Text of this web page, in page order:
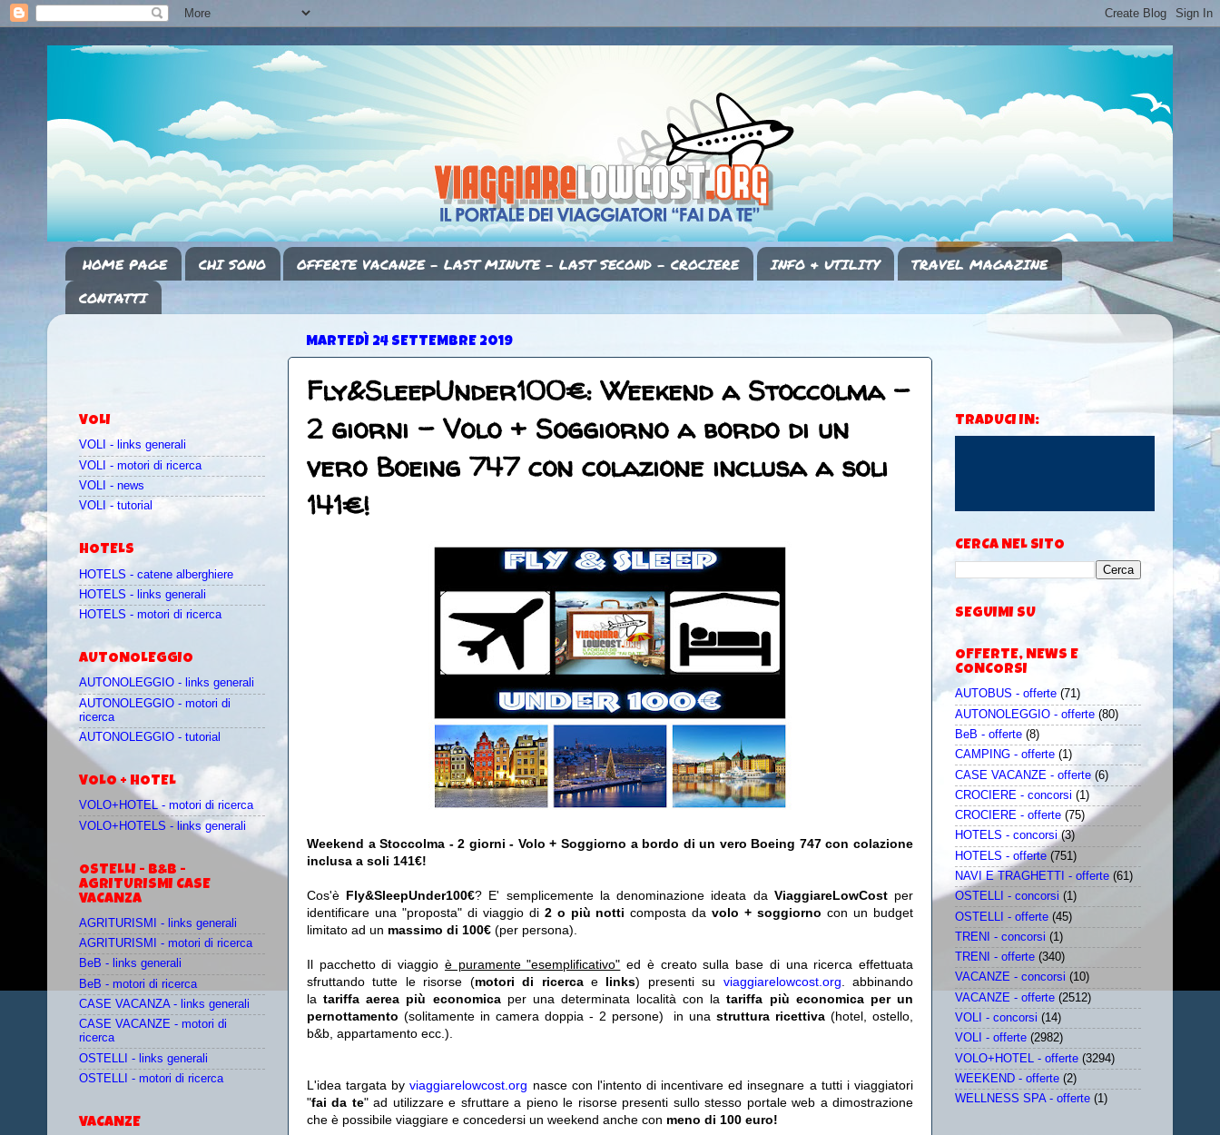
HOME PAGE CHI SONO OFFERTE VACANZE - LAST MINUTE - LAST SECOND - CROCIERE INFO & UTILITY
TRAVEL MAGAZINE
CONTATTI
MARTEDÌ 24 SETTEMBRE 2019
Fly&SleepUnder100€: Weekend a Stoccolma -
2 giorni - Volo + Soggiorno a bordo di un
vero Boeing 747 con colazione inclusa a soli
141€!
Weekend a Stoccolma - 2 giorni - Volo + Soggiorno a bordo di un vero Boeing 747 con colazione
inclusa a soli 141€!
Cos'è Fly&SleepUnder100€? E' semplicemente la denominazione ideata da ViaggiareLowCostper
identificare una "proposta" di viaggio di 2 o più notticomposta davolo + soggiorno con un budget
limitato ad un massimo di 100€ (per persona).
Il pacchetto di viaggio è puramente "esemplificativo" ed è creato sulla base di una ricerca effettuata
sfruttando tutte le risorse (motori di ricerca e links) presenti su viaggiarelowcost.org . abbinando
la tariffa aerea più economicaper una determinata località con latariffa più economica per un
pernottamento (solitamente in camera doppia - 2 persone) in unastruttura ricettiva (hotel, ostello,
b&b, appartamento ecc.).
L'idea targata byviaggiarelowcost.org nasce con l'intento di incentivare ed insegnare a tutti i viaggiatori
"fai da te" ad utilizzare e sfruttare a pieno le risorse presenti sullo stesso portale web a dimostrazione
che è possibile viaggiare e concedersi un weekend anche con meno di 100 euro!
VOLI
VOLI - links generali
VOLI - motori di ricerca
VOLI - news
VOLI - tutorial
HOTELS
HOTELS - catene alberghiere
HOTELS - links generali
HOTELS - motori di ricerca
AUTONOLEGGIO
AUTONOLEGGIO - links generali
AUTONOLEGGIO - motori di
ricerca
AUTONOLEGGIO - tutorial
VOLO + HOTEL
VOLO+HOTEL - motori di ricerca
VOLO+HOTELS - links generali
OSTELLI - B&B -
AGRITURISMI CASE
VACANZA
AGRITURISMI - links generali
AGRITURISMI - motori di ricerca
BeB - links generali
BeB - motori di ricerca
CASE VACANZA - links generali
CASE VACANZE - motori di
ricerca
OSTELLI - links generali
OSTELLI - motori di ricerca
VACANZE
TRADUCI IN:
CERCA NEL SITO
SEGUIMI SU
OFFERTE, NEWS E
CONCORSI
AUTOBUS - offerte (71)
AUTONOLEGGIO - offerte (80)
BeB - offerte (8)
CAMPING - offerte (1)
CASE VACANZE - offerte (6)
CROCIERE - concorsi (1)
CROCIERE - offerte (75)
HOTELS - concorsi (3)
HOTELS - offerte (751)
NAVI E TRAGHETTI - offerte (61)
OSTELLI - concorsi (1)
OSTELLI - offerte (45)
TRENI - concorsi (1)
TRENI - offerte (340)
VACANZE - concorsi (10)
VACANZE - offerte (2512)
VOLI - concorsi (14)
VOLI - offerte (2982)
VOLO+HOTEL - offerte (3294)
WEEKEND - offerte (2)
WELLNESS SPA - offerte (1)